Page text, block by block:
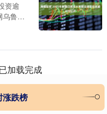
资逾
乌鲁木
吾尔
加载完成
涨跌榜